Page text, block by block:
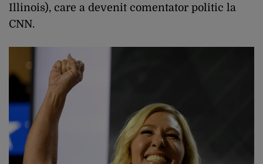
Illinois), care a devenit comentator politic la
CNN.